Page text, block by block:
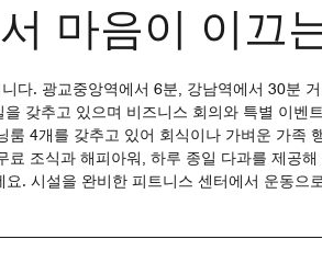
마음이 이끄
다. 광교중앙역에서 6분, 강남역에서 30분
갖추고 있으며 비즈니스 회의와 특별 이벤
4개를 갖추고 있어 회식이나 가벼운 가족
료 조식과 해피아워, 하루 종일 다과를 제공
. 시설을 완비한 피트니스 센터에서 운동으